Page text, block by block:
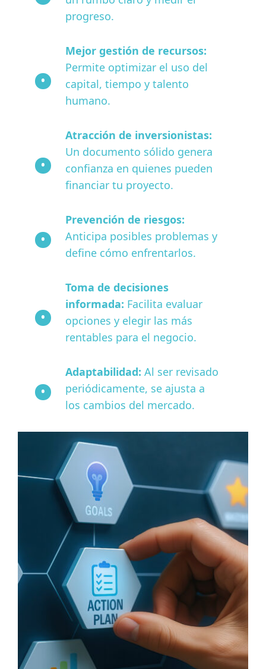
progreso.
Mejor gestión de recursos:
Permite optimizar el uso del
capital, tiempo y talento
humano.
Atracción de inversionistas:
Un documento sólido genera
confianza en quienes pueden
financiar tu proyecto.
Prevención de riesgos:
Anticipa posibles problemas y
define cómo enfrentarlos.
Toma de decisiones
informada: Facilita evaluar
opciones y elegir las más
rentables para el negocio.
Adaptabilidad: Al ser revisado
periódicamente, se ajusta a
los cambios del mercado.